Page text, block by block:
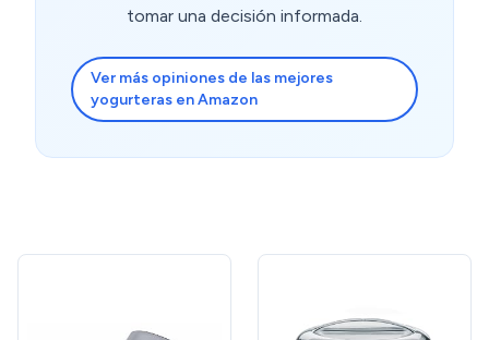
ha funcionado todo me anima a considerar
tomar una decisión informada.
Ver más opiniones de las mejores
yogurteras en Amazon